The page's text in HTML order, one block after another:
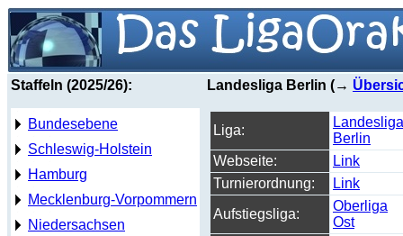
Staffeln (2025/26):
Bundesebene
Schleswig-Holstein
Hamburg
Mecklenburg-Vorpommern
Niedersachsen
Landesliga Berlin (→
Liga:
Landesliga
Berlin
Webseite:
Link
Turnierordnung:
Link
Aufstiegsliga:
Oberliga
Ost